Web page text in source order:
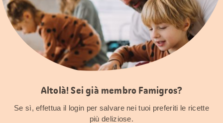
Altolà! Sei già membro Famigros?
Se sì, effettua il login per salvare nei tuoi preferiti le ricette
più deliziose.